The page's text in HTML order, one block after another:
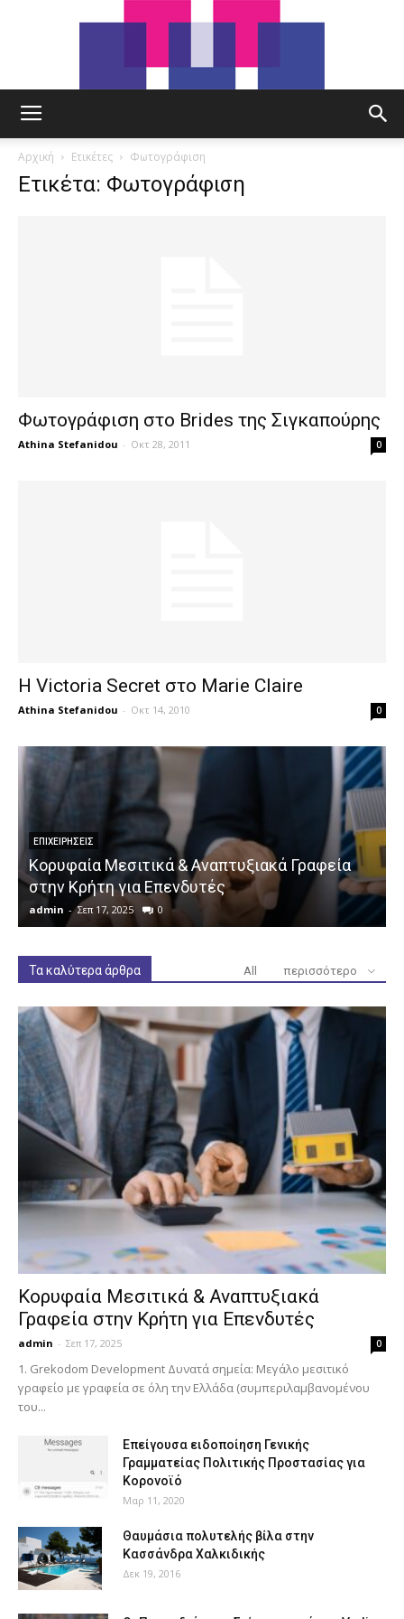
Αρχική Ετικέτες Φωτογράφιση
Ετικέτα: Φωτογράφιση
Φωτογράφιση στο Brides της Σιγκαπούρης
Athina Stefanidou - Οκτ 28, 2011 0
Η Victoria Secret στο Marie Claire
Athina Stefanidou - Οκτ 14, 2010 0
ΕΠΙΧΕΙΡΉΣΕΙΣ
Κορυφαία Μεσιτικά & Αναπτυξιακά Γραφεία
στην Κρήτη για Επενδυτές
admin - Σεπ 17, 2025 0
Τα καλύτερα άρθρα All περισσότερο
Κορυφαία Μεσιτικά & Αναπτυξιακά
Γραφεία στην Κρήτη για Επενδυτές
admin - Σεπ 17, 2025 0
1. Grekodom Development Δυνατά σημεία: Μεγάλο μεσιτικό
γραφείο με γραφεία σε όλη την Ελλάδα (συμπεριλαμβανομένου
του...
Επείγουσα ειδοποίηση Γενικής
Γραμματείας Πολιτικής Προστασίας για
Κορονοϊό
Μαρ 11, 2020
Θαυμάσια πολυτελής βίλα στην
Κασσάνδρα Χαλκιδικής
Δεκ 19, 2016